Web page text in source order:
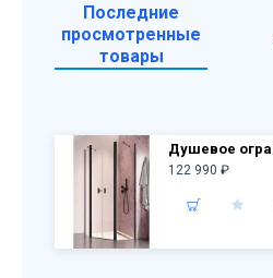
Последние
просмотренные
товары
122 990 ₽